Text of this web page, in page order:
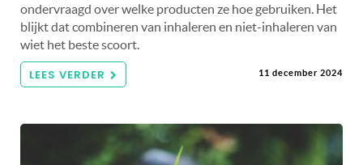
ondervraagd over welke producten ze hoe gebruiken. Het
blijkt dat combineren van inhaleren en niet-inhaleren van
wiet het beste scoort.
LEES VERDER 11 december 2024